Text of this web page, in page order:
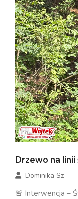
Drzewo na
Dominika Sz
🚨 Interwencja –